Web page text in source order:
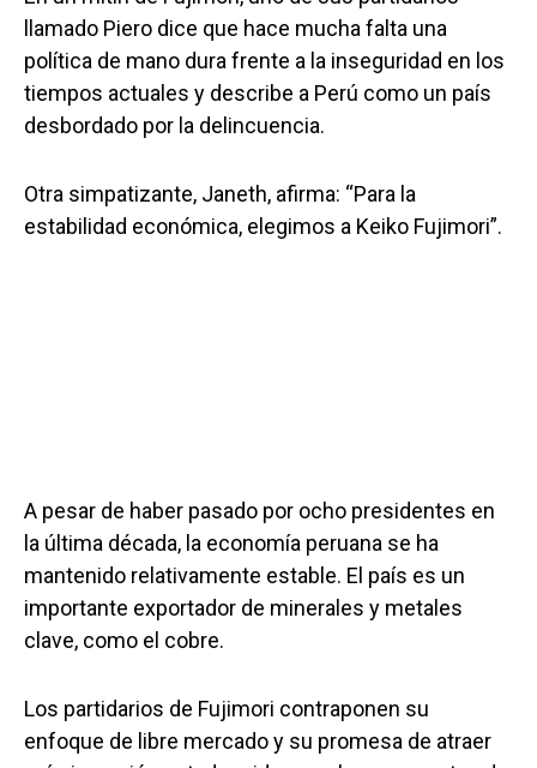
llamado Piero dice que hace mucha falta una
política de mano dura frente a la inseguridad en los
tiempos actuales y describe a Perú como un país
desbordado por la delincuencia.
Otra simpatizante, Janeth, afirma: “Para la
estabilidad económica, elegimos a Keiko Fujimori”.
A pesar de haber pasado por ocho presidentes en
la última década, la economía peruana se ha
mantenido relativamente estable. El país es un
importante exportador de minerales y metales
clave, como el cobre.
Los partidarios de Fujimori contraponen su
enfoque de libre mercado y su promesa de atraer